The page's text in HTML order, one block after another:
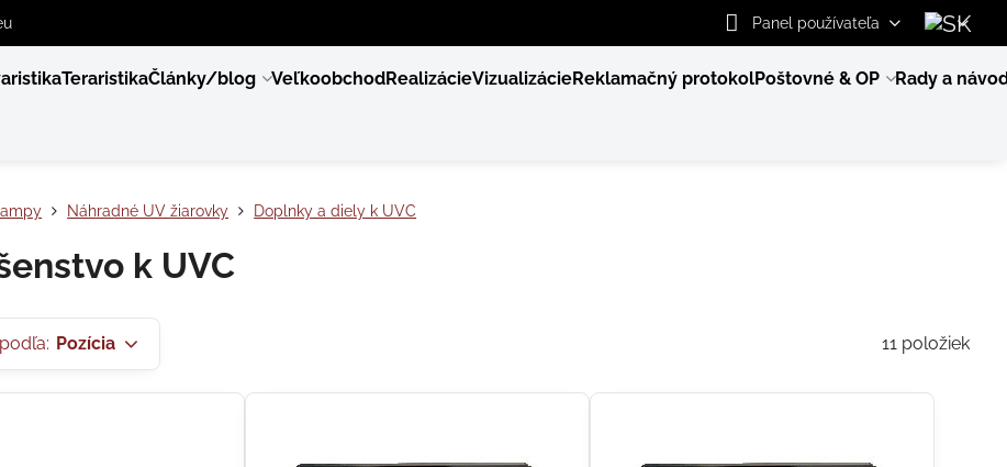
Panel používateľa
TeraristikaČlánky/blog VeľkoobchodRealizácieVizualizácieReklamačný protokolPoštovné & OP Rady a
Náhradné UV žiarovky Doplnky a diely k UVC
k UVC
Pozícia 11 položiek